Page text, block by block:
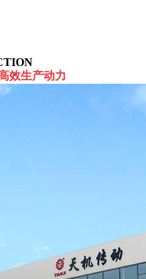
效生产动力